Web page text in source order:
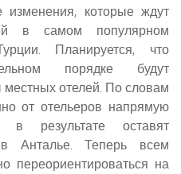
изменения, которые ждут
в самом популярном
Планируется, что
порядке будут
отелей. По словам
от отельеров напрямую
в результате оставят
Анталье. Теперь всем
переориентироваться на